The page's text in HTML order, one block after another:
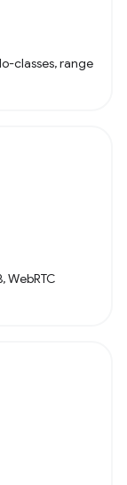
classes, range
WebRTC